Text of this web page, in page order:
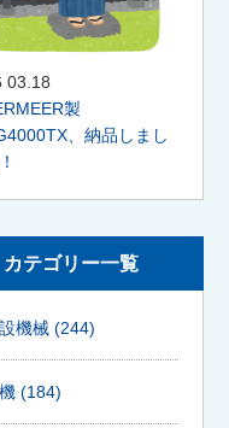
03.18
製
、納品しまし
カテゴリー一覧
機械 (244)
(184)